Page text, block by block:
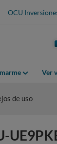
OCU
Ver
de uso